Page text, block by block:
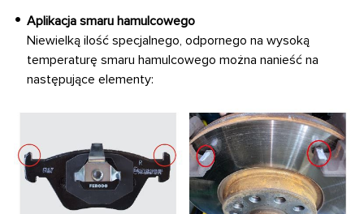
Aplikacja smaru hamulcowego
Niewielką ilość specjalnego, odpornego na wysoką
temperaturę smaru hamulcowego można nanieść na
następujące elementy: